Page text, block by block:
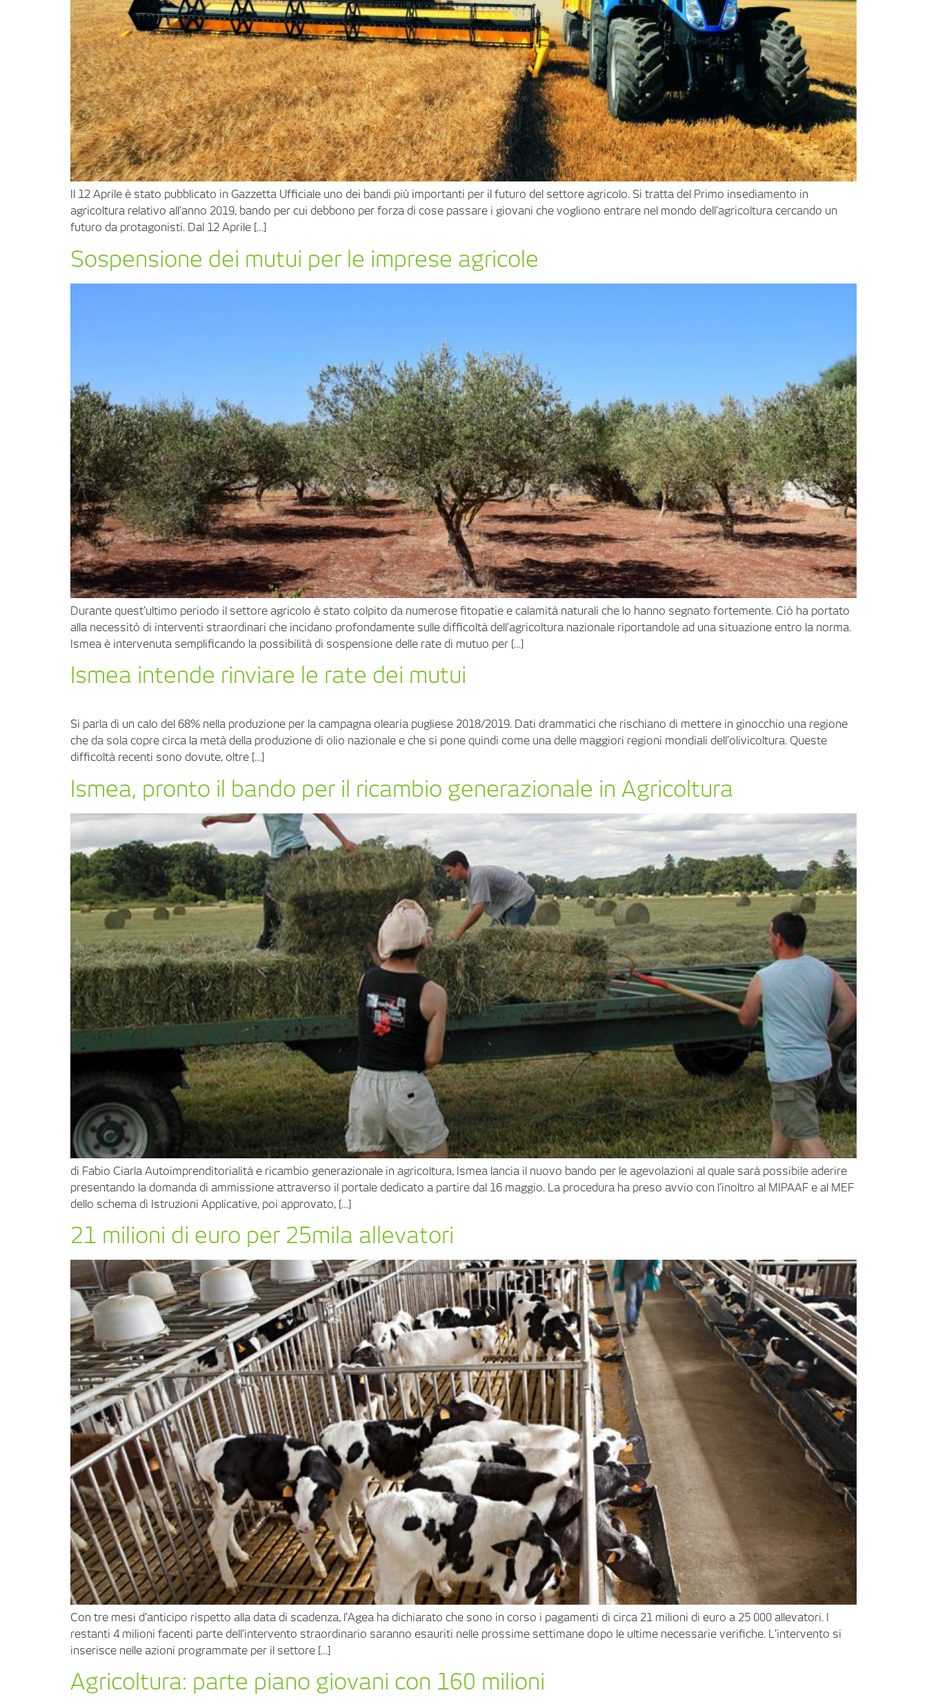
Il 12 Aprile è stato pubblicato in Gazzetta Ufficiale uno dei bandi più importanti per il futuro del settore agricolo. Si tratta del Primo insediamento in
agricoltura relativo all’anno 2019, bando per cui debbono per forza di cose passare i giovani che vogliono entrare nel mondo dell’agricoltura cercando un
futuro da protagonisti. Dal 12 Aprile […]
Sospensione dei mutui per le imprese agricole
Durante quest’ultimo periodo il settore agricolo è stato colpito da numerose fitopatie e calamità naturali che lo hanno segnato fortemente. Ciò ha portato
alla necessitò di interventi straordinari che incidano profondamente sulle difficoltà dell’agricoltura nazionale riportandole ad una situazione entro la norma.
Ismea è intervenuta semplificando la possibilità di sospensione delle rate di mutuo per […]
Ismea intende rinviare le rate dei mutui
Si parla di un calo del 68% nella produzione per la campagna olearia pugliese 2018/2019. Dati drammatici che rischiano di mettere in ginocchio una regione
che da sola copre circa la metà della produzione di olio nazionale e che si pone quindi come una delle maggiori regioni mondiali dell’olivicoltura. Queste
difficoltà recenti sono dovute, oltre […]
Ismea, pronto il bando per il ricambio generazionale in Agricoltura
di Fabio Ciarla Autoimprenditorialità e ricambio generazionale in agricoltura, Ismea lancia il nuovo bando per le agevolazioni al quale sarà possibile aderire
presentando la domanda di ammissione attraverso il portale dedicato a partire dal 16 maggio. La procedura ha preso avvio con l’inoltro al MIPAAF e al MEF
dello schema di Istruzioni Applicative, poi approvato, […]
21 milioni di euro per 25mila allevatori
Con tre mesi d’anticipo rispetto alla data di scadenza, l’Agea ha dichiarato che sono in corso i pagamenti di circa 21 milioni di euro a 25 000 allevatori. I
restanti 4 milioni facenti parte dell’intervento straordinario saranno esauriti nelle prossime settimane dopo le ultime necessarie verifiche. L’intervento si
inserisce nelle azioni programmate per il settore […]
Agricoltura: parte piano giovani con 160 milioni